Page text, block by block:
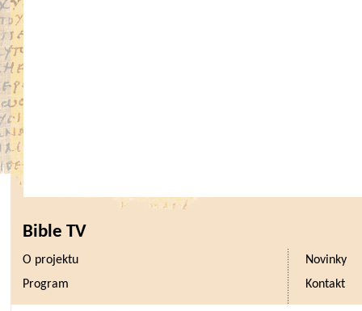
Bible TV
O projektu
Novinky
Program
Kontakt